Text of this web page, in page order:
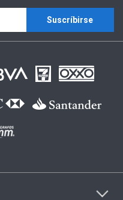
Suscríbirse